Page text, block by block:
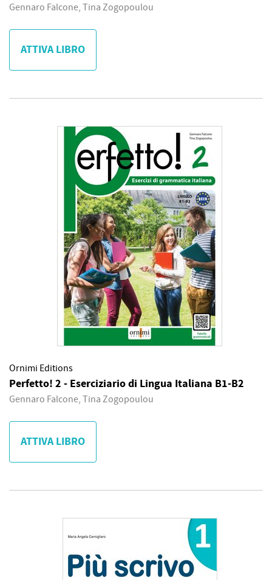
Gennaro Falcone, Tina Zogopoulou
ATTIVA LIBRO
Ornimi Editions
Perfetto! 2 - Eserciziario di Lingua Italiana B1-B2
Gennaro Falcone, Tina Zogopoulou
ATTIVA LIBRO